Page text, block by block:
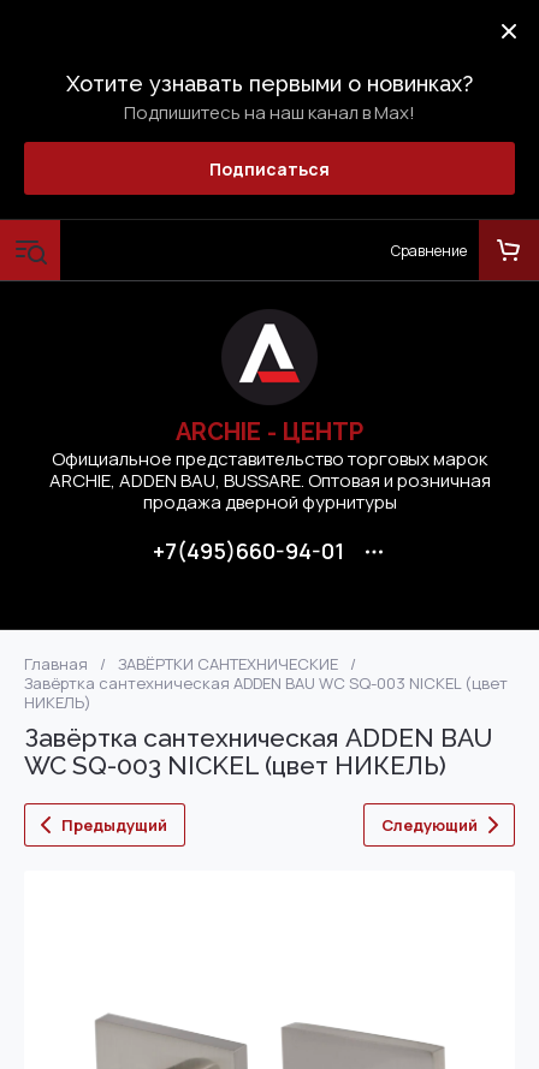
Хотите узнавать первыми о новинках?
Подпишитесь на наш канал в Max!
Подписаться
ARCHIE - ЦЕНТР
Официальное представительство торговых марок
ARCHIE, ADDEN BAU, BUSSARE. Оптовая и розничная
продажа дверной фурнитуры
+7(495)660-94-01
Сравнение
Главная / ЗАВЁРТКИ САНТЕХНИЧЕСКИЕ
/
Завёртка сантехническая ADDEN BAU WC SQ-003 NICKEL (цвет
НИКЕЛЬ)
Завёртка сантехническая ADDEN BAU
WC SQ-003 NICKEL (цвет НИКЕЛЬ)
Предыдущий Следующий